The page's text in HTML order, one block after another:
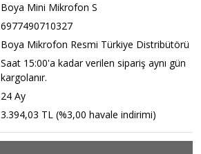
Boya Mini Mikrofon S
6977490710327
Boya Mikrofon Resmi Türkiye Distribütörü
Saat 15:00'a kadar verilen sipariş aynı gün
kargolanır.
24 Ay
3.394,03 TL (%3,00 havale indirimi)